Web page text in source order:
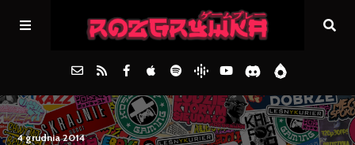
Główna
4 grudnia 2014